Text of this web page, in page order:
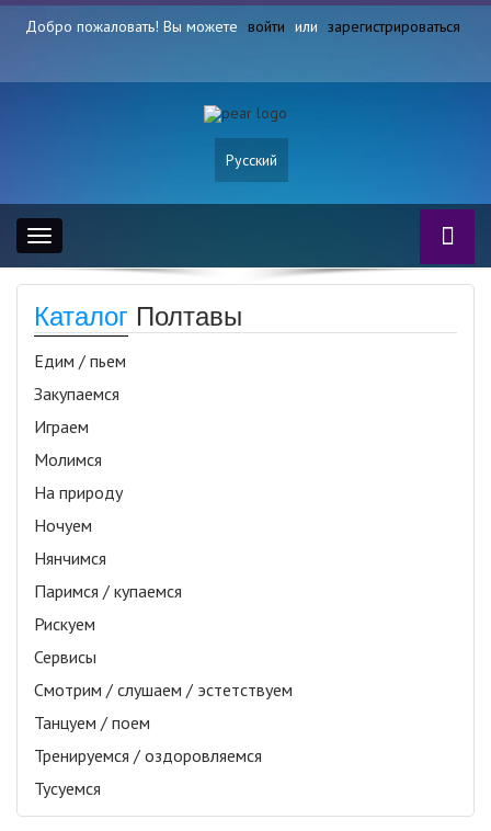
Добро пожаловать! Вы можете войти или зарегистрироваться
Русский
Toggle
navigation
Каталог Полтавы
Едим / пьем
Закупаемся
Играем
Молимся
На природу
Ночуем
Нянчимся
Паримся / купаемся
Рискуем
Сервисы
Смотрим / слушаем / эстетствуем
Танцуем / поем
Тренируемся / оздоровляемся
Тусуемся